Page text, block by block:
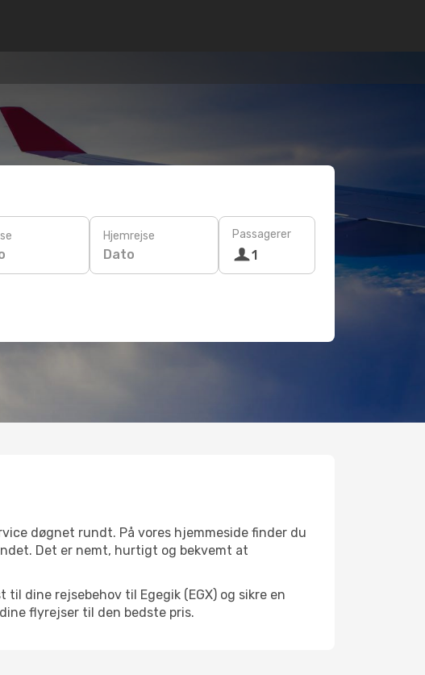
Hjemrejse
Dato
Passagerer
1
døgnet rundt. På vores hjemmeside finder du
Det er nemt, hurtigt og bekvemt at
dine rejsebehov til Egegik (EGX) og sikre en
flyrejser til den bedste pris.